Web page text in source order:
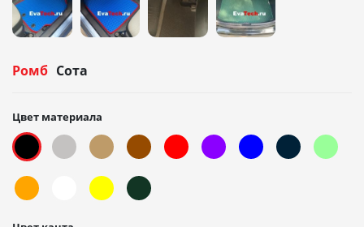
Ромб Сота
Цвет материала